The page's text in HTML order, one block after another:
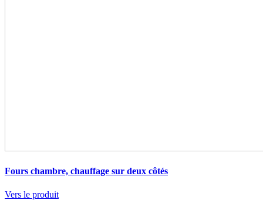
Fours chambre, chauffage sur deux côtés
Vers le produit